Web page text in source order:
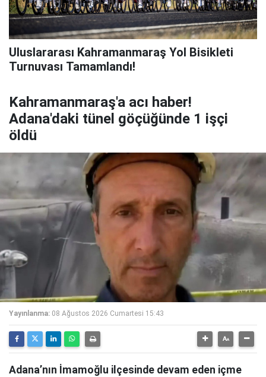
Uluslararası Kahramanmaraş Yol Bisikleti
Turnuvası Tamamlandı!
Kahramanmaraş'a acı haber!
Adana'daki tünel göçüğünde 1 işçi
öldü
Yayınlanma: 08 Ağustos 2026 Cumartesi 15:43
Adana’nın İmamoğlu ilçesinde devam eden içme